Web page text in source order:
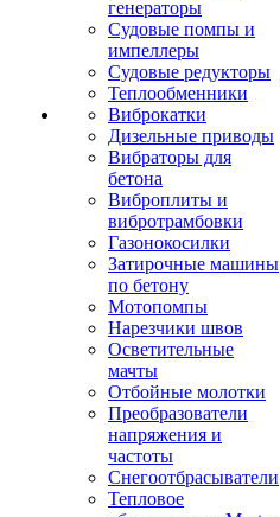
генераторы
Судовые помпы и
импеллеры
Судовые редукторы
Теплообменники
Виброкатки
Дизельные приводы
Вибраторы для
бетона
Виброплиты и
вибротрамбовки
Газонокосилки
Затирочные машины
по бетону
Мотопомпы
Нарезчики швов
Осветительные
мачты
Отбойные молотки
Преобразователи
напряжения и
частоты
Снегоотбрасыватели
Тепловое